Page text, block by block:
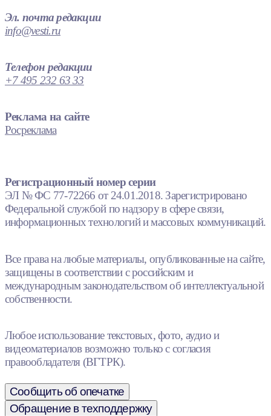
Эл. почта редакции
info@vesti.ru
Телефон редакции
+7 495 232 63 33
Реклама на сайте
Росреклама
Регистрационный номер серии
ЭЛ № ФС 77-72266 от 24.01.2018. Зарегистрировано
Федеральной службой по надзору в сфере связи,
информационных технологий и массовых коммуникаций.
Все права на любые материалы, опубликованные на сайте,
защищены в соответствии с российским и
международным законодательством об интеллектуальной
собственности.
Любое использование текстовых, фото, аудио и
видеоматериалов возможно только с согласия
правообладателя (ВГТРК).
Сообщить об опечатке
Обращение в техподдержку